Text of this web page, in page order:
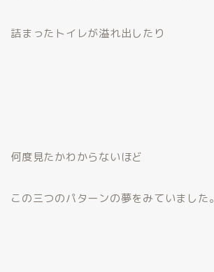
詰まったトイレが溢れ出したり
何度見たかわからないほど
この三つのパターンの夢をみていました。